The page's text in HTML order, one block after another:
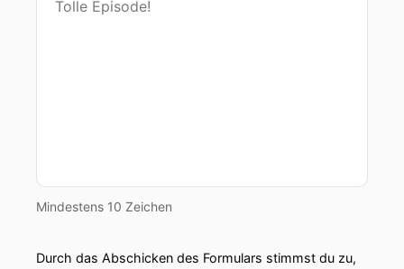
Mindestens 10 Zeichen
Durch das Abschicken des Formulars stimmst du zu,